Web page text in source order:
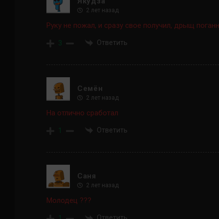
2 лет назад
Руку не пожал, и сразу свое получил, дрыщ
3 Ответить
Семён
2 лет назад
На отлично сработал
1 Ответить
Саня
2 лет назад
Молодец ???